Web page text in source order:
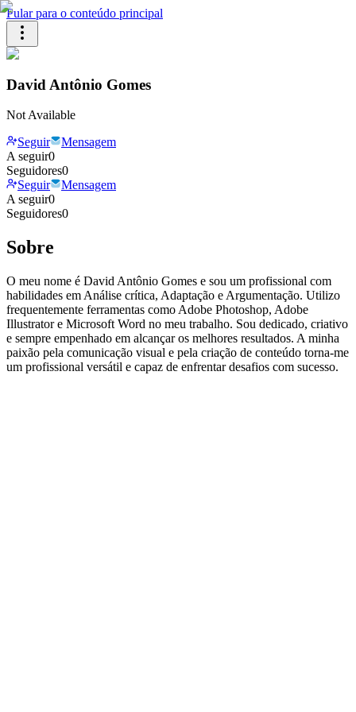
Pular para o conteúdo principal
David Antônio Gomes
Not Available
Seguir
Mensagem
A seguir0
Seguidores0
Seguir
Mensagem
A seguir0
Seguidores0
Sobre
O meu nome é David Antônio Gomes e sou um profissional com
habilidades em Análise crítica, Adaptação e Argumentação. Utilizo
frequentemente ferramentas como Adobe Photoshop, Adobe
Illustrator e Microsoft Word no meu trabalho. Sou dedicado, criativo
e sempre empenhado em alcançar os melhores resultados. A minha
paixão pela comunicação visual e pela criação de conteúdo torna-me
um profissional versátil e capaz de enfrentar desafios com sucesso.